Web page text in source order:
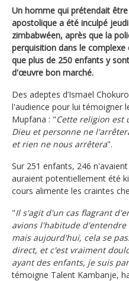
Un homme qui prétendait
apostolique a été inculpé
zimbabwéen, après que la
perquisition dans le
que plus de 250 enfants y
d'œuvre bon marché.
Des adeptes d’Ismael
l'audience pour lui témoigner
Mupfana : "Cette religion est
Dieu et personne ne
et rien ne nous arrêtera".
Sur 251 enfants, 246
auraient potentiellement été
cours alimente les craintes
"Il s'agit d'un cas flagrant
avions l'habitude d'entendre
mais aujourd'hui, cela se
direct, et c'est vraiment
ayant des enfants, je suis
témoigne Talent Kambanje,